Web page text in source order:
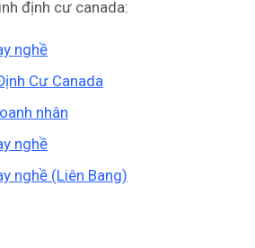
định cư canada:
nghề
Cư Canada
nhân
nghề
nghề (Liên Bang)